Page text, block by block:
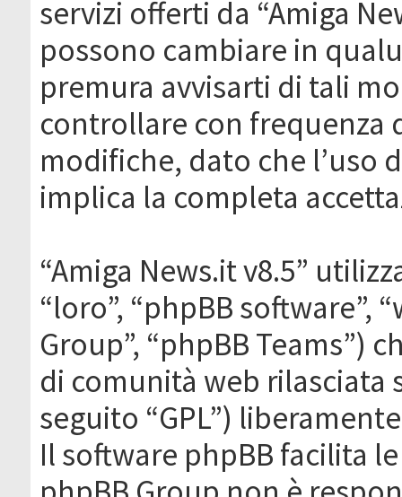
servizi offerti da “Amiga
possono cambiare in
premura avvisarti di tali
controllare con frequenza
modifiche, dato che l’uso
implica la completa
“Amiga News.it v8.5”
“loro”, “phpBB software”,
Group”, “phpBB Teams”)
di comunità web rilasciata
seguito “GPL”)
Il software phpBB facilita